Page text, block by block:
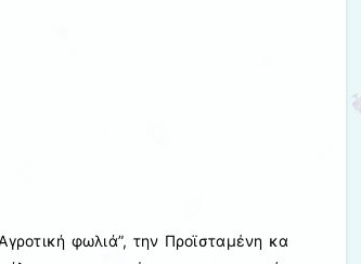
φωλιά”, την Προϊσταμένη κα